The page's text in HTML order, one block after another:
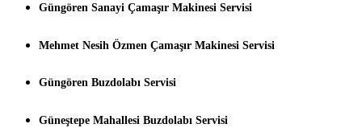
Güngören Sanayi Çamaşır Makinesi Servisi
Mehmet Nesih Özmen Çamaşır Makinesi Servisi
Güngören Buzdolabı Servisi
Güneştepe Mahallesi Buzdolabı Servisi